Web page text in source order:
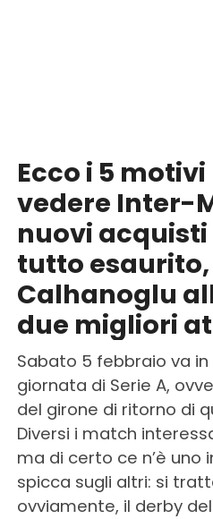
Ecco i 5
vedere Inter-
nuovi acquisti
tutto esaurito,
Calhanoglu
due migliori
Sabato 5 febbraio va
giornata di Serie A,
del girone di ritorno di
Diversi i match
ma di certo ce n’è uno
spicca sugli altri: si
ovviamente, il derby